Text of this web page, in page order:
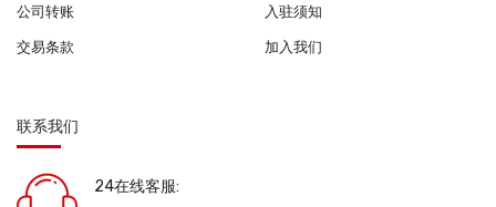
公司转账
交易条款
入驻须知
加入我们
联系我们
24在线客服: